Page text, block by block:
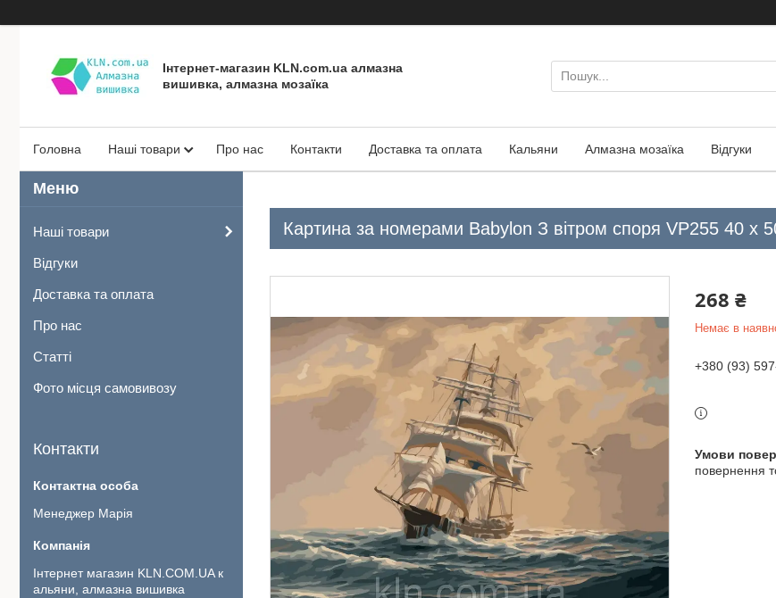
Інтернет-магазин KLN.com.ua алмазна
вишивка, алмазна мозаїка
Головна Наші товари Про нас Контакти Доставка та оплата Кальяни Алмазна мозаїка Відгуки
Картина за номерами Babylon З вітром споря VP255 40 х
268 ₴
Немає в
+380 (93)
повернення
Наші товари
Відгуки
Доставка та оплата
Про нас
Статті
Фото місця самовивозу
Контакти
Менеджер Марія
Інтернет магазин KLN.COM.UA к
альяни, алмазна вишивка